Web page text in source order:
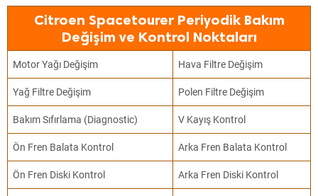
Citroen Spacetourer Periyodik Bakım
Değişim ve Kontrol Noktaları
Motor Yağı Değişim Hava Filtre Değişim
Yağ Filtre Değişim Polen Filtre Değişim
Bakım Sıfırlama (Diagnostic) V Kayış Kontrol
Ön Fren Balata Kontrol Arka Fren Balata Kontrol
Ön Fren Diski Kontrol Arka Fren Diski Kontrol